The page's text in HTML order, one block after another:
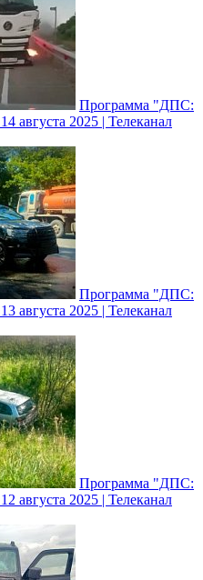
Программа "ДПС:
августа 2025 | Телеканал
Программа "ДПС:
августа 2025 | Телеканал
Программа "ДПС:
августа 2025 | Телеканал